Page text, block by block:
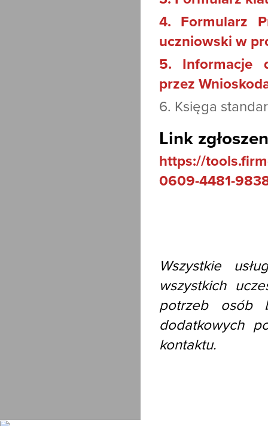
4. Formularz
uczniowski w
5. Informacje
przez
6. Księga
Link
https://
0609-4481-
Wszystkie
wszystkich
potrzeb osób
dodatkowych
kontaktu.